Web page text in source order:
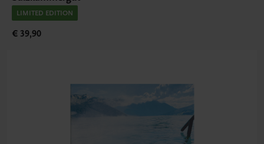
LIMITED EDITION
€ 39,90